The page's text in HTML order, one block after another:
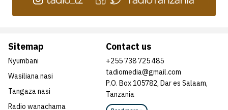
Sitemap
Nyumbani
Wasiliana nasi
Tangaza nasi
Radio wanachama
Contact us
+255 738 725 485
tadiomedia@gmail.com
P.O. Box 105782, Dar es Salaam,
Tanzania